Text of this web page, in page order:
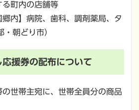
る町内の店舗等
院、歯科、調剤薬局、タ
朝どり市）
援券の配布について
世帯主宛に、世帯全員分の商品